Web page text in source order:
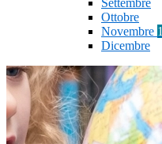
Settembre
Ottobre
Novembre 1
Dicembre